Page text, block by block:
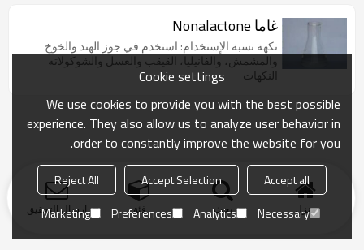
غاما Nonalactone
نكهة نسبة الإستخدام: استخدم في جوز الهند والخوخ
والمشمش، والفانيليا، القيقب والعسل والشوكولاته
النكهات
منزل بحث فئة ارسال التحقيق
Cookie settings
We use cookies to provide you with the best possible
experience. They also allow us to analyze user behavior in
order to constantly improve the website for you.
Accept all
Accept Selection
Reject All
Necessary
Analytics
Preferences
Marketing